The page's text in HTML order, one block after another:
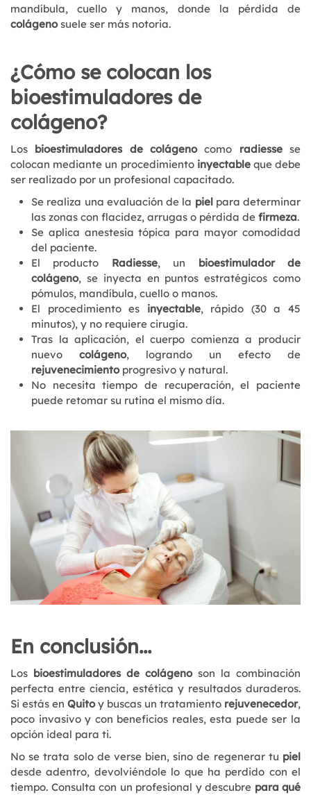
mandíbula, cuello y manos, donde la pérdida de
colágenosuele ser más notoria.
¿Cómo se colocan los
bioestimuladores de
colágeno?
Los bioestimuladores de colágenocomo radiessese
colocan mediante un procedimiento inyectableque debe
ser realizado por un profesional capacitado.
Se realiza una evaluación de la piel para determinar
las zonas con flacidez, arrugas o pérdida de firmeza.
Se aplica anestesia tópica para mayor comodidad
del paciente.
El producto Radiesse, un bioestimulador de
colágeno, se inyecta en puntos estratégicos como
pómulos, mandíbula, cuello o manos.
El procedimiento es inyectable, rápido (30 a 45
minutos), y no requiere cirugía.
Tras la aplicación, el cuerpo comienza a producir
nuevo colágeno, logrando un efecto de
rejuvenecimientoprogresivo y natural.
No necesita tiempo de recuperación, el paciente
puede retomar su rutina el mismo día.
En conclusión...
Los bioestimuladores de colágenoson la combinación
perfecta entre ciencia, estética y resultados duraderos.
Si estás en Quitoy buscas un tratamiento rejuvenecedor,
poco invasivo y con beneficios reales, esta puede ser la
opción ideal para ti.
No se trata solo de verse bien, sino de regenerar tu piel
desde adentro, devolviéndole lo que ha perdido con el
tiempo. Consulta con un profesional y descubre para qué